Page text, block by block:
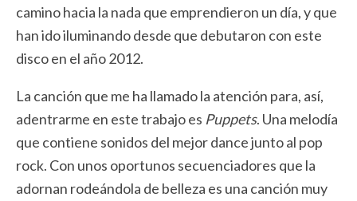
camino hacia la nada que emprendieron un día, y que
han ido iluminando desde que debutaron con este
disco en el año 2012.
La canción que me ha llamado la atención para, así,
adentrarme en este trabajo es Puppets. Una melodía
que contiene sonidos del mejor dance junto al pop
rock. Con unos oportunos secuenciadores que la
adornan rodeándola de belleza es una canción muy